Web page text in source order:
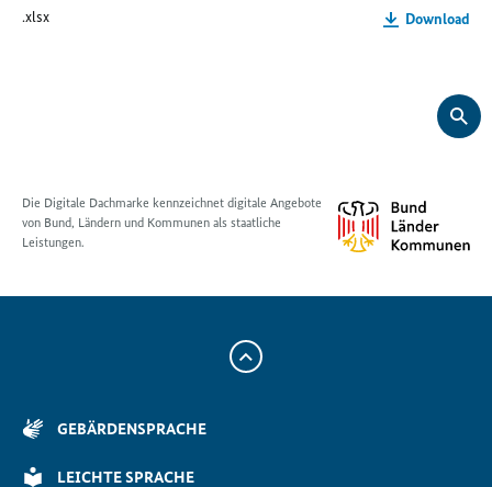
.xlsx Download
Die Digitale Dachmarke kennzeichnet digitale Angebote
von Bund, Ländern und Kommunen als staatliche
Leistungen.
Zum
GEBÄRDENSPRACHE
LEICHTE SPRACHE